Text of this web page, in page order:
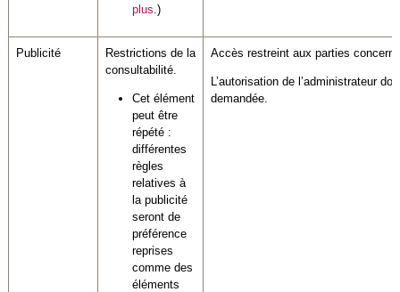
plus .)
Publicité
Restrictions de la
consultabilité.
Cet élément
peut être
répété :
différentes
règles
relatives à
la publicité
seront de
préférence
reprises
comme des
éléments
Accès restreint aux parties
L’autorisation de l’administrateur
demandée.